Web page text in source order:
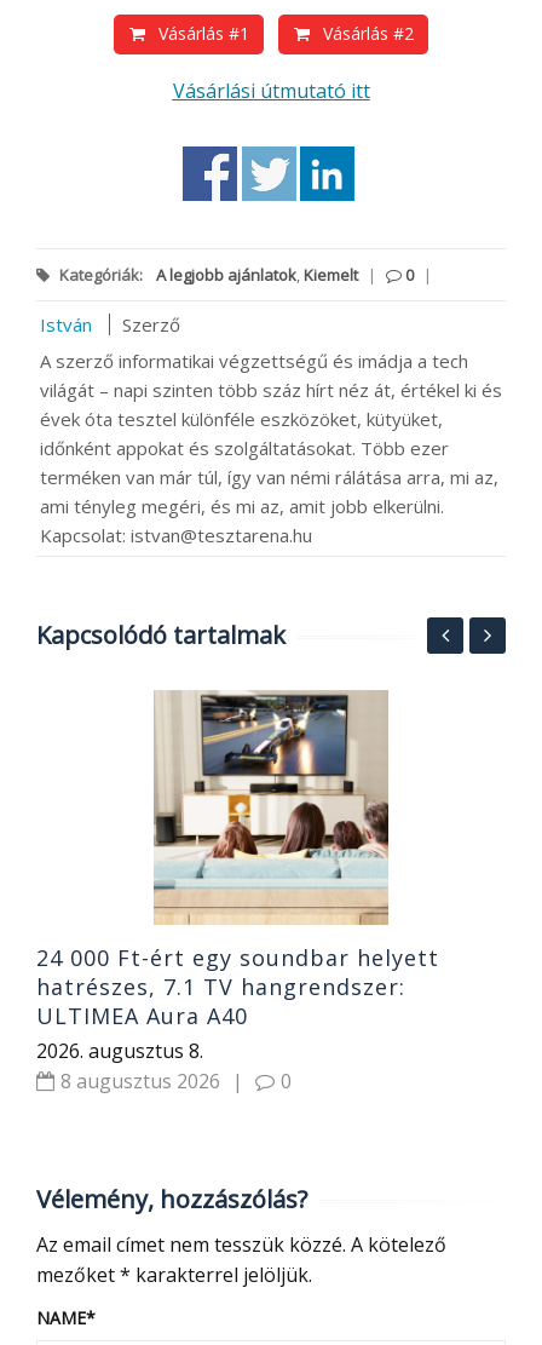
Vásárlás #1 Vásárlás #2
Vásárlási útmutató itt
Kategóriák: A legjobb ajánlatok,Kiemelt | 0 |
István
Szerző
A szerző informatikai végzettségű és imádja a tech
világát – napi szinten több száz hírt néz át, értékel ki és
évek óta tesztel különféle eszközöket, kütyüket,
időnként appokat és szolgáltatásokat. Több ezer
terméken van már túl, így van némi rálátása arra, mi az,
ami tényleg megéri, és mi az, amit jobb elkerülni.
Kapcsolat: istvan@tesztarena.hu
Kapcsolódó tartalmak
24 000 Ft-ért egy soundbar helyett
hatrészes, 7.1 TV hangrendszer:
ULTIMEA Aura A40
2026. augusztus 8.
8 augusztus 2026
| 0
Vélemény, hozzászólás?
Az email címet nem tesszük közzé. A kötelező
mezőket* karakterrel jelöljük.
NAME*